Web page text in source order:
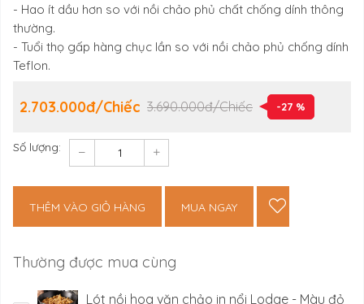
- Hao ít dầu hơn so với nồi chảo phủ chất chống dính thông
thường.
- Tuổi thọ gấp hàng chục lần so với nồi chảo phủ chống dính
Teflon.
2.703.000đ/Chiếc 3.690.000đ/Chiếc -27 %
Số lượng:
THÊM VÀO GIỎ HÀNG MUA NGAY
Thường được mua cùng
Lót nồi hoa văn chảo in nổi Lodge - Màu đỏ